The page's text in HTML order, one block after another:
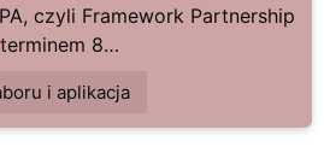
czyli Framework Partnership
8…
i aplikacja